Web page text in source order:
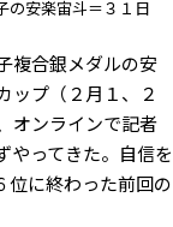
の安楽宙斗＝３１日
複合銀メダルの安
ップ（２月１、２
オンラインで記者
やってきた。自信を
位に終わった前回の